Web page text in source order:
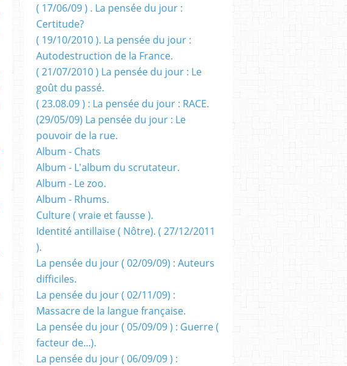
( 17/06/09 ) . La pensée du jour :
Certitude?
( 19/10/2010 ). La pensée du jour :
Autodestruction de la France.
( 21/07/2010 ) La pensée du jour : Le
goût du passé.
( 23.08.09 ) : La pensée du jour : RACE.
(29/05/09) La pensée du jour : Le
pouvoir de la rue.
Album - Chats
Album - L'album du scrutateur.
Album - Le zoo.
Album - Rhums.
Culture ( vraie et fausse ).
Identité antillaise ( Nôtre). ( 27/12/2011
).
La pensée du jour ( 02/09/09) : Auteurs
difficiles.
La pensée du jour ( 02/11/09) :
Massacre de la langue française.
La pensée du jour ( 05/09/09 ) : Guerre (
facteur de...).
La pensée du jour ( 06/09/09 ) :